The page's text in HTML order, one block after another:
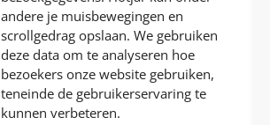
andere je muisbewegingen en
scrollgedrag opslaan. We gebruiken
deze data om te analyseren hoe
bezoekers onze website gebruiken,
teneinde de gebruikerservaring te
kunnen verbeteren.